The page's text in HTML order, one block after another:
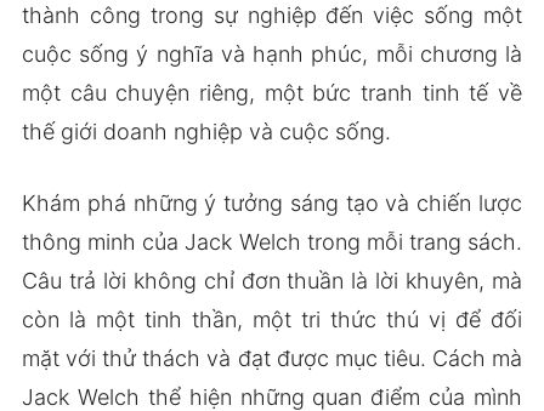
thành công trong sự nghiệp đến việc sống một
cuộc sống ý nghĩa và hạnh phúc, mỗi chương là
một câu chuyện riêng, một bức tranh tinh tế về
thế giới doanh nghiệp và cuộc sống.
Khám phá những ý tưởng sáng tạo và chiến lược
thông minh của Jack Welch trong mỗi trang sách.
Câu trả lời không chỉ đơn thuần là lời khuyên, mà
còn là một tinh thần, một tri thức thú vị để đối
mặt với thử thách và đạt được mục tiêu. Cách mà
Jack Welch thể hiện những quan điểm của mình